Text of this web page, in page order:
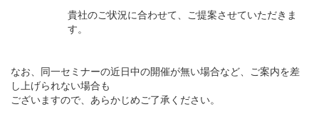
貴社のご状況に合わせて、ご提案させていただきま
す。
なお、同一セミナーの近日中の開催が無い場合など、ご案内を差
し上げられない場合も
ございますので、あらかじめご了承ください。